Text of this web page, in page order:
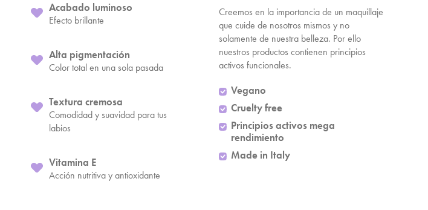
Acabado luminoso
Efecto brillante
Alta pigmentación
Color total en una sola pasada
Textura cremosa
Comodidad y suavidad para tus
labios
Vitamina E
Acción nutritiva y antioxidante
Creemos en la importancia de un maquillaje
que cuide de nosotros mismos y no
solamente de nuestra belleza. Por ello
nuestros productos contienen principios
activos funcionales.
Vegano
Cruelty free
Principios activos mega
rendimiento
Made in Italy